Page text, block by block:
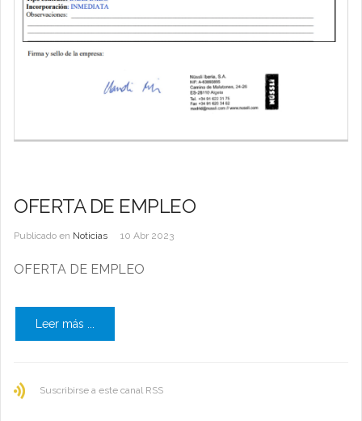
OFERTA DE EMPLEO
Publicado en Noticias 10 Abr 2023
OFERTA DE EMPLEO
Leer más ...
Suscribirse a este canal RSS